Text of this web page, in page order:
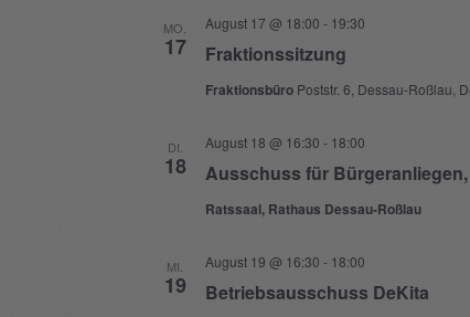
MO.
17 Fraktionssitzung
August 17 @ 18:00 - 19:30
Fraktionsbüro Poststr. 6, Dessau-Roßlau,
DI.
18 Ausschuss für
August 18 @ 16:30 - 18:00
Ratssaal, Rathaus Dessau-Roßlau
MI.
19 Betriebsausschuss DeKita
August 19 @ 16:30 - 18:00